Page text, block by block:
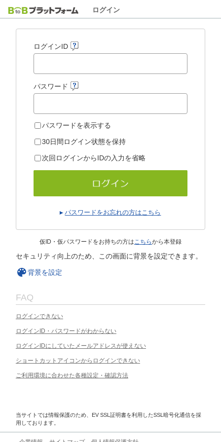
ログイン
ログインID
パスワード
パスワードを表示する
30日間ログイン状態を保持
次回ログインからIDの入力を省略
パスワードをお忘れの方はこちら
仮ID・仮パスワードをお持ちの方はこちらから本登録
セキュリティ向上のため、この画面に背景を設定できます。
背景を設定
FAQ
ログインできない
ログインID・パスワードがわからない
ログインIDにしていたメールアドレスが使えない
ショートカットアイコンからログインできない
ご利用環境に合わせた各種設定・確認方法
当サイトでは情報保護のため、EV SSL証明書を利用したSSL暗号化通信を採
用しております。